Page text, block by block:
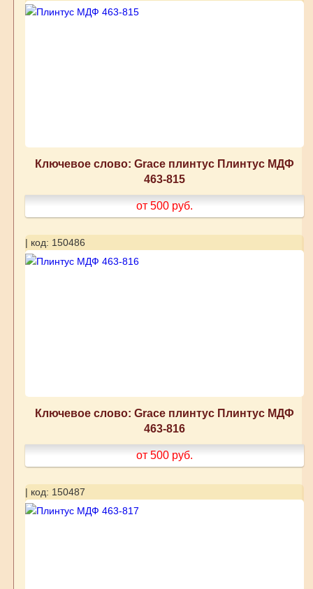
Ключевое слово: Grace плинтус Плинтус МДФ
463-815
от 500 руб.
| код: 150486
Ключевое слово: Grace плинтус Плинтус МДФ
463-816
от 500 руб.
| код: 150487